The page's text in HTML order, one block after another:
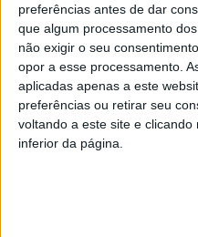
preferências antes de dar
que algum processamento
não exigir o seu
opor a esse processamento.
aplicadas apenas a este
preferências ou retirar seu
voltando a este site e
inferior da página.
os 50 anos de abril e as
que devolveu a liberdade a
Esta iniciativa vai decorrer
15h, na Casa de Artes e
Ródão.